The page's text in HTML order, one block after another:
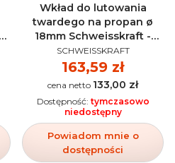
Wkład do lutowania
twardego na propan ø
18mm Schweisskraft -
1711408
PRODUCENT
SCHWEISSKRAFT
Cena
163,59 zł
Cena 133,00 zł
Powiadom mnie o
dostępności
Dostępność: tymczasowo
niedostępny